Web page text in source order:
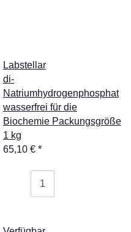
Labstellar
di-
Natriumhydrogenphosphat
wasserfrei für die
Biochemie Packungsgröße
1 kg
65,10 € *